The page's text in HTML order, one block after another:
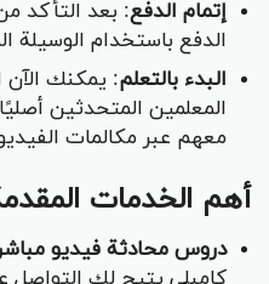
إتمام الدفع: بعد التأكد
الدفع باستخدام الوسيلة
البدء بالتعلم: يمكنك
المعلمين المتحدثين
معهم عبر مكالمات
أهم الخدمات
دروس محادثة فيديو